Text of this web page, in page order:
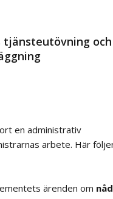
tjänsteutövning och
en administrativ
arbete. Här
ärenden om nåd